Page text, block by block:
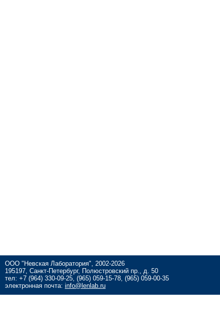
ООО "Невская Лаборатория", 2002-2026
195197, Санкт-Петербург, Полюстровский пр., д. 50
тел: +7 (964) 330-09-25, (965) 059-15-78, (965) 059-00-35
электронная почта: info@lenlab.ru